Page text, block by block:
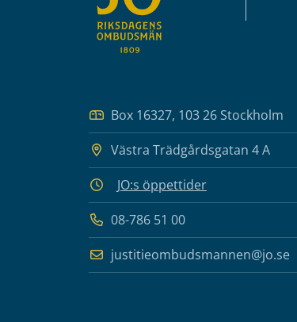
Box 16327, 103 26 Stockholm
Västra Trädgårdsgatan 4 A
JO:s öppettider
08-786 51 00
justitieombudsmannen@jo.se